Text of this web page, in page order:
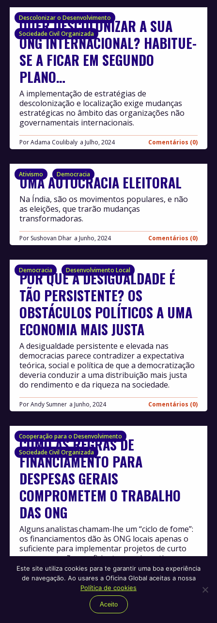
Descolonizar o Desenvolvimento
Sociedade Civil Organizada
QUER DESCOLONIZAR A SUA
ONG INTERNACIONAL? HABITUE-
SE A FICAR EM SEGUNDO
PLANO…
PorAdama Coulibaly Julho, 2024 Comentários (0)
A implementação de estratégias de
descolonização e localização exige mudanças
estratégicas no âmbito das organizações não
governamentais internacionais.
Ativismo Democracia
UMA AUTOCRACIA ELEITORAL
Por Sushovan Dhar Junho, 2024 Comentários (0)
Na Índia, são os movimentos populares, e não
as eleições, que trarão mudanças
transformadoras.
Democracia Desenvolvimento Local
POR QUE A DESIGUALDADE É
TÃO PERSISTENTE? OS
OBSTÁCULOS POLÍTICOS A UMA
ECONOMIA MAIS JUSTA
PorAndy Sumner Junho, 2024 Comentários (0)
A desigualdade persistente e elevada nas
democracias parece contradizer a expectativa
teórica, social e política de que a democratização
deveria conduzir a uma distribuição mais justa
do rendimento e da riqueza na sociedade.
Cooperação para o Desenvolvimento
Sociedade Civil Organizada
COMO AS REGRAS DE
FINANCIAMENTO PARA
DESPESAS GERAIS
COMPROMETEM O TRABALHO
DAS ONG
Junho, 2024
Alguns analistas chamam-lhe um “ciclo de fome”:
os financiamentos dão às ONG locais apenas o
suficiente para implementar projetos de curto
prazo, mas não o suficiente para investir em
melhorar e se tornar financeiramente
independentes.
Este site utiliza cookies para te garantir uma boa experiência
de navegação. Ao usares a Oficina Global aceitas a nossa
Política de cookies
Aceito